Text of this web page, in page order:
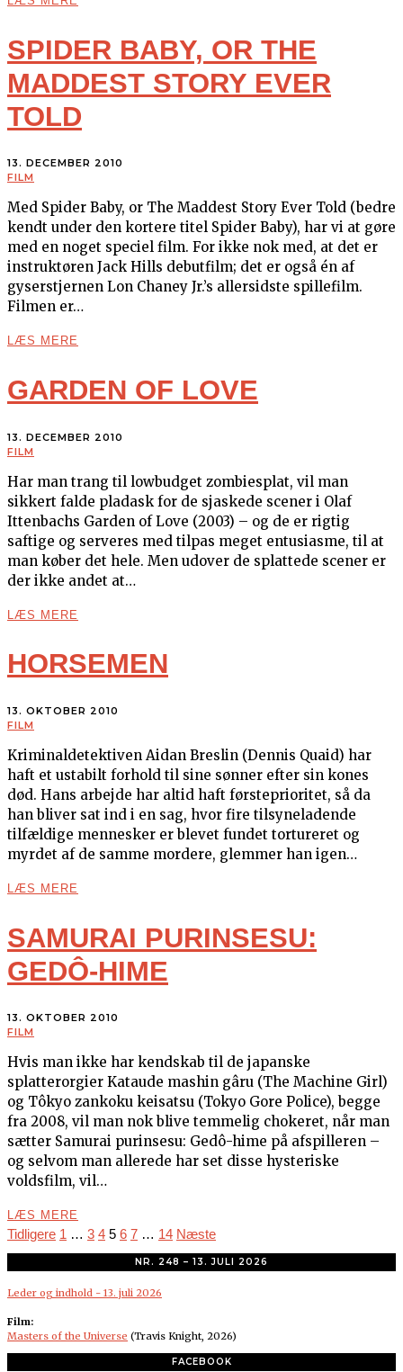
SPIDER BABY, OR THE
MADDEST STORY EVER
TOLD
13. DECEMBER 2010
FILM
Med Spider Baby, or The Maddest Story Ever Told (bedre
kendt under den kortere titel Spider Baby), har vi at gøre
med en noget speciel film. For ikke nok med, at det er
instruktøren Jack Hills debutfilm; det er også én af
gyserstjernen Lon Chaney Jr.’s allersidste spillefilm.
Filmen er…
LÆS MERE
GARDEN OF LOVE
13. DECEMBER 2010
FILM
Har man trang til lowbudget zombiesplat, vil man
sikkert falde pladask for de sjaskede scener i Olaf
Ittenbachs Garden of Love (2003) – og de er rigtig
saftige og serveres med tilpas meget entusiasme, til at
man køber det hele. Men udover de splattede scener er
der ikke andet at…
LÆS MERE
HORSEMEN
13. OKTOBER 2010
FILM
Kriminaldetektiven Aidan Breslin (Dennis Quaid) har
haft et ustabilt forhold til sine sønner efter sin kones
død. Hans arbejde har altid haft førsteprioritet, så da
han bliver sat ind i en sag, hvor fire tilsyneladende
tilfældige mennesker er blevet fundet tortureret og
myrdet af de samme mordere, glemmer han igen…
LÆS MERE
SAMURAI PURINSESU:
GEDÔ-HIME
13. OKTOBER 2010
FILM
Hvis man ikke har kendskab til de japanske
splatterorgier Kataude mashin gâru (The Machine Girl)
og Tôkyo zankoku keisatsu (Tokyo Gore Police), begge
fra 2008, vil man nok blive temmelig chokeret, når man
sætter Samurai purinsesu: Gedô-hime på afspilleren –
og selvom man allerede har set disse hysteriske
voldsfilm, vil…
LÆS MERE
Tidligere 1 … 3 4 5 6 7 … 14 Næste
NR. 248 – 13. JULI 2026
Leder og indhold - 13. juli 2026
Film:
Masters of the Universe (Travis Knight, 2026)
FACEBOOK